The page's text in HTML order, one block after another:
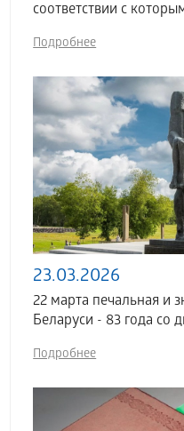
соответствии с
Подробнее
23.03.2026
22 марта печальная и
Беларуси - 83 года со
Подробнее